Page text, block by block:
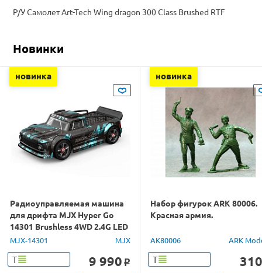
Р/У Самолет Art-Tech Wing dragon 300 Class Brushed RTF
Новинки
новинка
Радиоуправляемая машина
для дрифта MJX Hyper Go
14301 Brushless 4WD 2.4G LED
1/14 RTR
MJX-14301 MJX
Т 9 990 o
новинка
Набор фигурок ARK 80006.
Красная армия.
AK80006 ARK
Т 310